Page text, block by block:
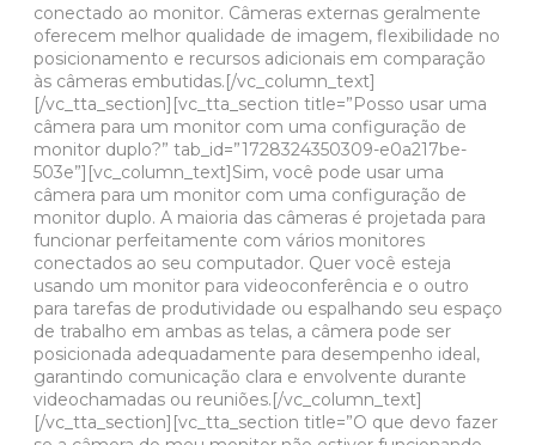
conectado ao monitor. Câmeras externas geralmente
oferecem melhor qualidade de imagem, flexibilidade no
posicionamento e recursos adicionais em comparação
às câmeras embutidas.[/vc_column_text]
[/vc_tta_section][vc_tta_section title=”Posso usar uma
câmera para um monitor com uma configuração de
monitor duplo?” tab_id=”1728324350309-e0a217be-
503e”][vc_column_text]Sim, você pode usar uma
câmera para um monitor com uma configuração de
monitor duplo. A maioria das câmeras é projetada para
funcionar perfeitamente com vários monitores
conectados ao seu computador. Quer você esteja
usando um monitor para videoconferência e o outro
para tarefas de produtividade ou espalhando seu espaço
de trabalho em ambas as telas, a câmera pode ser
posicionada adequadamente para desempenho ideal,
garantindo comunicação clara e envolvente durante
videochamadas ou reuniões.[/vc_column_text]
[/vc_tta_section][vc_tta_section title=”O que devo fazer